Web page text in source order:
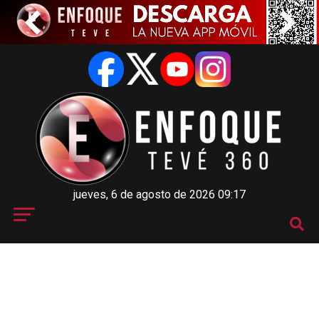
jueves, 6 de agosto de 2026 09:17